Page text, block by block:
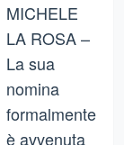
MICHELE
LA ROSA –
La sua
nomina
formalmente
è avvenuta